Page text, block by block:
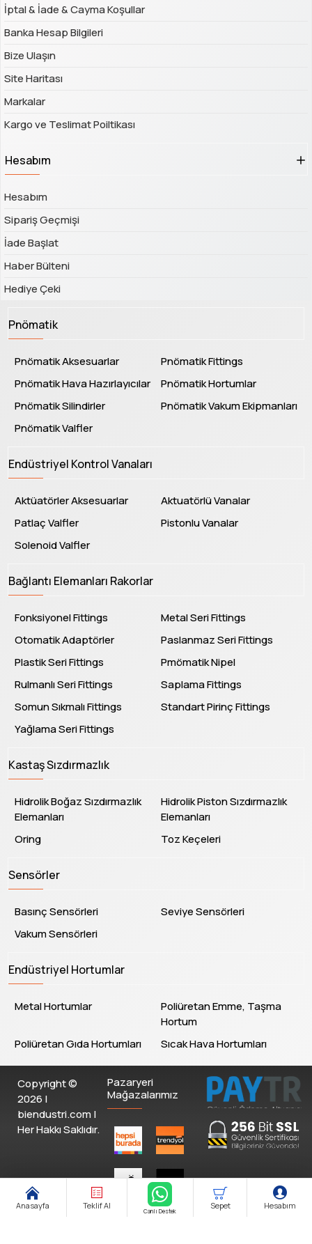
İptal & İade & Cayma Koşullar
Banka Hesap Bilgileri
Bize Ulaşın
Site Haritası
Markalar
Kargo ve Teslimat Poiltikası
Hesabım
Hesabım
Sipariş Geçmişi
İade Başlat
Haber Bülteni
Hediye Çeki
Pnömatik
Pnömatik Aksesuarlar
Pnömatik Fittings
Pnömatik Hava Hazırlayıcılar
Pnömatik Hortumlar
Pnömatik Silindirler
Pnömatik Vakum Ekipmanları
Pnömatik Valfler
Endüstriyel Kontrol Vanaları
Aktüatörler Aksesuarlar
Aktuatörlü Vanalar
Patlaç Valfler
Pistonlu Vanalar
Solenoid Valfler
Bağlantı Elemanları Rakorlar
Fonksiyonel Fittings
Metal Seri Fittings
Otomatik Adaptörler
Paslanmaz Seri Fittings
Plastik Seri Fittings
Pmömatik Nipel
Rulmanlı Seri Fittings
Saplama Fittings
Somun Sıkmalı Fittings
Standart Pirinç Fittings
Yağlama Seri Fittings
Kastaş Sızdırmazlık
Hidrolik Boğaz Sızdırmazlık
Elemanları
Hidrolik Piston Sızdırmazlık
Elemanları
Oring
Toz Keçeleri
Sensörler
Basınç Sensörleri
Seviye Sensörleri
Vakum Sensörleri
Endüstriyel Hortumlar
Metal Hortumlar
Poliüretan Emme, Taşma
Hortum
Poliüretan Gıda Hortumları
Sıcak Hava Hortumları
Copyright ©
2026 |
biendustri.com |
Her Hakkı Saklıdır.
Pazaryeri
Mağazalarımız
Anasayfa Teklif Al
Canlı Destek
Sepet Hesabım